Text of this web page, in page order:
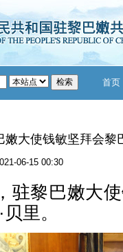
首页
嫩大使钱敏坚拜会黎
06-15 00:30
黎巴嫩大使
里。